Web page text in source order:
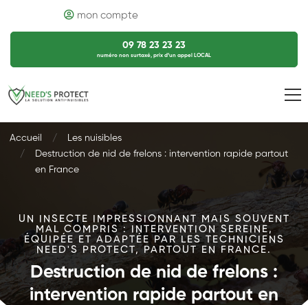
mon compte
09 78 23 23 23
numéro non surtaxé, prix d’un appel LOCAL
Accueil
Les nuisibles
Destruction de nid de frelons : intervention rapide partout
en France
UN INSECTE IMPRESSIONNANT MAIS SOUVENT
MAL COMPRIS : INTERVENTION SEREINE,
ÉQUIPÉE ET ADAPTÉE PAR LES TECHNICIENS
NEED'S PROTECT, PARTOUT EN FRANCE.
Destruction de nid de frelons :
intervention rapide partout en